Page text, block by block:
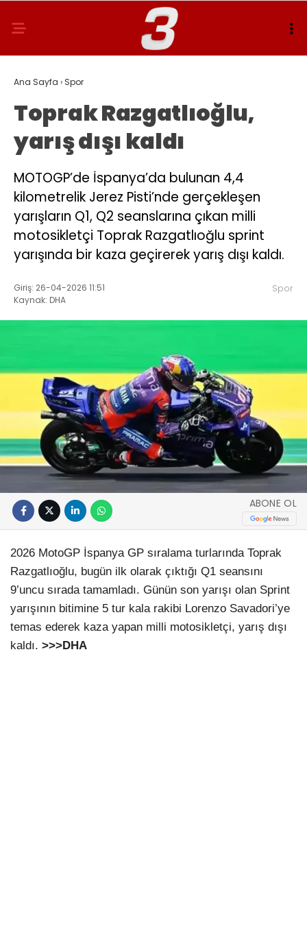
Ana Sayfa › Spor
Toprak Razgatlıoğlu,
yarış dışı kaldı
MOTOGP’de İspanya’da bulunan 4,4
kilometrelik Jerez Pisti’nde gerçekleşen
yarışların Q1, Q2 seanslarına çıkan milli
motosikletçi Toprak Razgatlıoğlu sprint
yarışında bir kaza geçirerek yarış dışı kaldı.
Giriş: 26-04-2026 11:51
Kaynak: DHA
Spor
ABONE OL
2026 MotoGP İspanya GP sıralama turlarında Toprak
Razgatlıoğlu, bugün ilk olarak çıktığı Q1 seansını
9’uncu sırada tamamladı. Günün son yarışı olan Sprint
yarışının bitimine 5 tur kala rakibi Lorenzo Savadori’ye
temas ederek kaza yapan milli motosikletçi, yarış dışı
kaldı. >>>DHA